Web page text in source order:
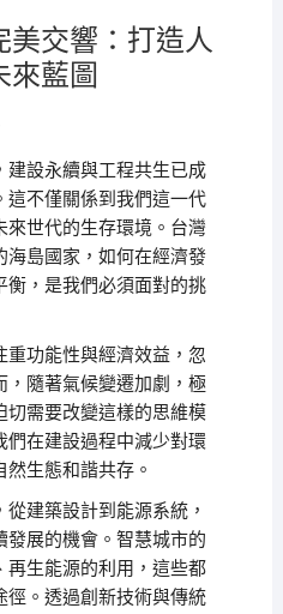
美交響：打造人
來藍圖
建設永續與工程共生已成
這不僅關係到我們這一代
來世代的生存環境。台灣
海島國家，如何在經濟發
衡，是我們必須面對的挑
功能性與經濟效益，忽
，隨著氣候變遷加劇，極
切需要改變這樣的思維模
們在建設過程中減少對環
生態和諧共存。
建築設計到能源系統，
展的機會。智慧城市的
再生能源的利用，這些都
徑。透過創新技術與傳統